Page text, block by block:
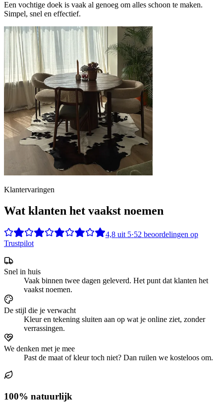
Een vochtige doek is vaak al genoeg om alles schoon te maken.
Simpel, snel en effectief.
Klantervaringen
Wat klanten het vaakst noemen
4,8 uit5·52 beoordelingen op
Trustpilot
Snel in huis
Vaak binnen twee dagen geleverd. Het punt dat klanten het
vaakst noemen.
De stijl die je verwacht
Kleur en tekening sluiten aan op wat je online ziet, zonder
verrassingen.
We denken met je mee
Past de maat of kleur toch niet? Dan ruilen we kosteloos om.
100% natuurlijk